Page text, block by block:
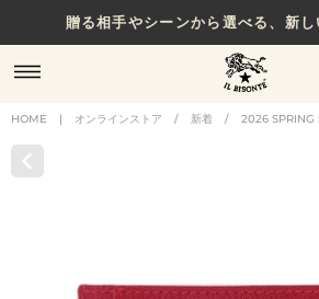
贈る相手やシーンから選べる、新
HOME | オンラインストア / 新着 / 2026 SPRING